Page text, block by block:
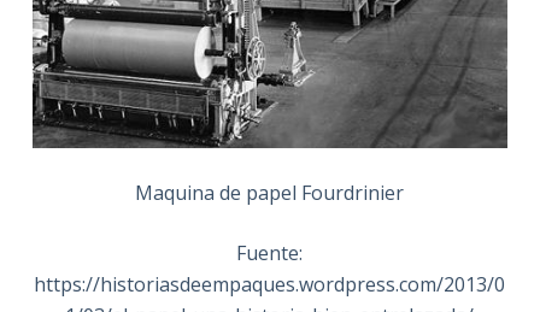
Maquina de papel Fourdrinier
Fuente:
https://historiasdeempaques.wordpress.com/2013/0